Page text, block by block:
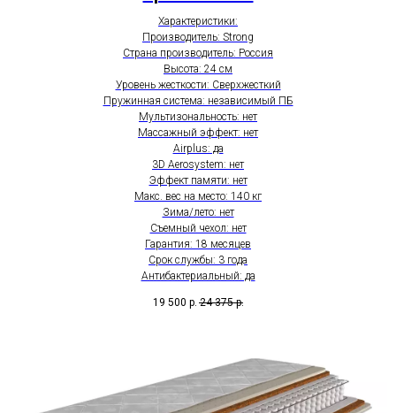
Характеристики:
Производитель: Strong
Страна производитель: Россия
Высота: 24 см
Уровень жесткости: Сверхжесткий
Пружинная система: независимый ПБ
Мультизональность: нет
Массажный эффект: нет
Airplus: да
3D Aerosystem: нет
Эффект памяти: нет
Макс. вес на место: 140 кг
Зима/лето: нет
Съемный чехол: нет
Гарантия: 18 месяцев
Срок службы: 3 года
Антибактериальный: да
19 500 р. 24 375 р.